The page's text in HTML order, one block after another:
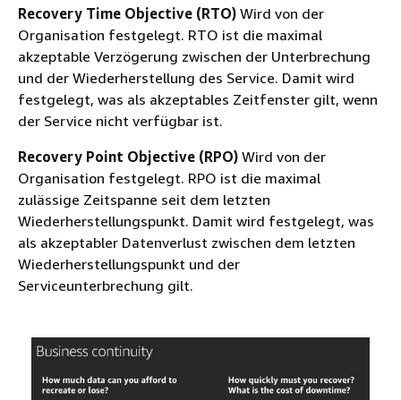
Recovery Time Objective (RTO) Wird von der
Organisation festgelegt. RTO ist die maximal
akzeptable Verzögerung zwischen der Unterbrechung
und der Wiederherstellung des Service. Damit wird
festgelegt, was als akzeptables Zeitfenster gilt, wenn
der Service nicht verfügbar ist.
Recovery Point Objective (RPO) Wird von der
Organisation festgelegt. RPO ist die maximal
zulässige Zeitspanne seit dem letzten
Wiederherstellungspunkt. Damit wird festgelegt, was
als akzeptabler Datenverlust zwischen dem letzten
Wiederherstellungspunkt und der
Serviceunterbrechung gilt.